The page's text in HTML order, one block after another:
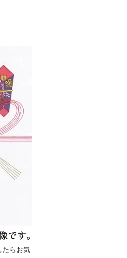
ける
い合
う、
管理
祝日
01日
01日
たらお気